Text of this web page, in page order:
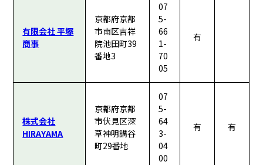
有限会社 平塚
商事
京都府京都
市南区吉祥
院池田町39
番地3
07
5-
66
1-
70
05
有
株式会社
HIRAYAMA
京都府京都
市伏見区深
草神明講谷
町29番地
07
5-
64
3-
04
00
有 有